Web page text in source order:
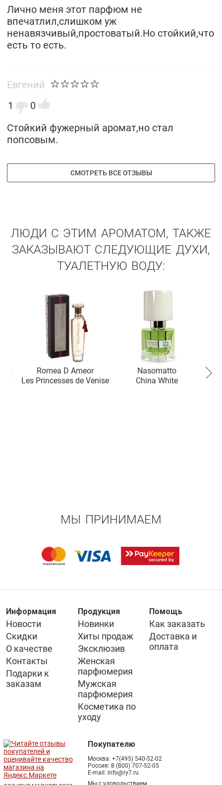
Лично меня этот парфюм не
впечатлил,слишком уж
ненавязчивый,простоватый.Но стойкий,что
есть то есть.
Евгений
1
0
Стойкий фужерный аромат,но стал
попсовым.
СМОТРЕТЬ ВСЕ ОТЗЫВЫ
ЛЮДИ С ЭТИМ АРОМАТОМ, ТАКЖЕ
ЗАКАЗЫВАЮТ СЛЕДУЮЩИЕ ДУХИ,
ТУАЛЕТНУЮ ВОДУ:
Romea D Ameor
Les Princesses de Venise
Nasomatto
China White
МЫ ПРИНИМАЕМ
Информация
Новости
Скидки
О качестве
Контакты
Подарки к
заказам
Продукция
Новинки
Хиты продаж
Эксклюзив
Женская
парфюмерия
Мужская
парфюмерия
Косметика по
уходу
Помощь
Как заказать
Доставка и
оплата
Покупателю
Москва: +7(495) 540-52-02
Россия: 8 (800) 707-52-05
E-mail: info@ry7.ru
Мы с удовольствием